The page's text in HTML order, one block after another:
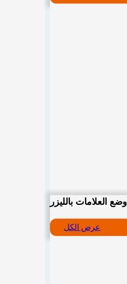
وضع العلامات بالليزر
عرض الكل